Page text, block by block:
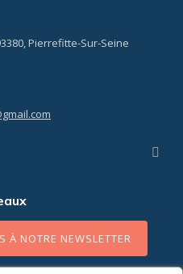
Pierrefitte-Sur-Seine

À NOTRE NEWSLETTER